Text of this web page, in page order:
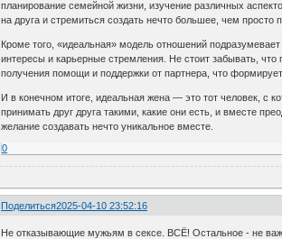
планирование семейной жизни, изучение различных
на друга и стремиться создать нечто большее, чем просто
Кроме того, «идеальная» модель отношений
интересы и карьерные стремления. Не стоит забывать,
получения помощи и поддержки от партнера, что
И в конечном итоге, идеальная жена — это тот человек, с
принимать друг друга такими, какие они есть, и вместе
желание создавать нечто уникальное вместе.
0
Поделиться2025-04-10 23:52:16
Не отказывающие мужьям в сексе. ВСЁ! Остальное - не